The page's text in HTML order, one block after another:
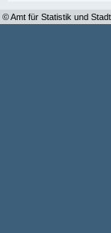
© Amt für Statistik und